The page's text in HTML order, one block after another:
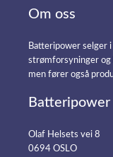
Om oss
Batteripower selger
strømforsyninger og
men fører også
Batteripower
Olaf Helsets vei 8
0694 OSLO